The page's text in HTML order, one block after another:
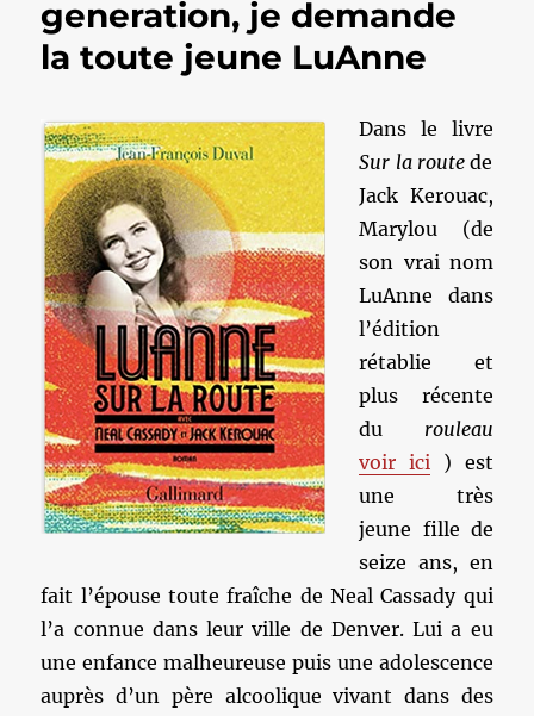
generation, je demande
la toute jeune LuAnne
Dans le livre
Sur la route de
Jack Kerouac,
Marylou (de
son vrai nom
LuAnne dans
l’édition
rétablie et
plus récente
du rouleau
voir ici ) est
une très
jeune fille de
seize ans, en
fait l’épouse toute fraîche de Neal Cassady qui
l’a connue dans leur ville de Denver. Lui a eu
une enfance malheureuse puis une adolescence
auprès d’un père alcoolique vivant dans des